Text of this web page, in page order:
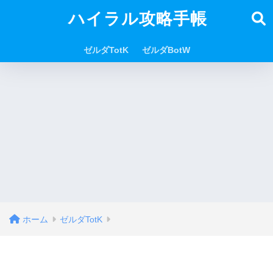
ハイラル攻略手帳
ゼルダTotK ゼルダBotW
ホーム ゼルダTotK